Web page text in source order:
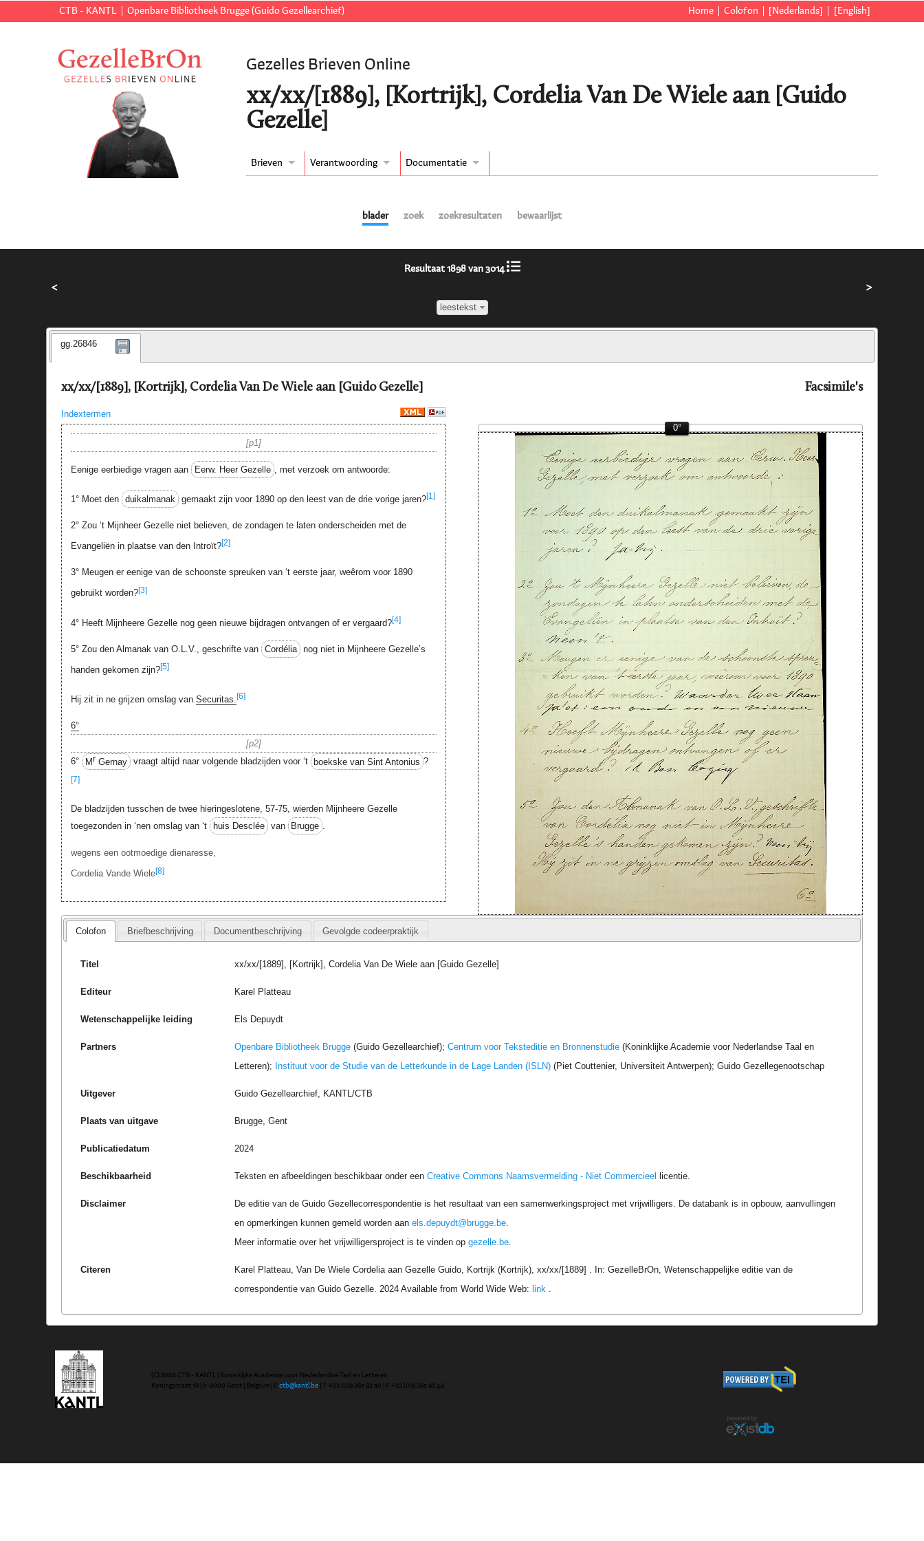
CTB - KANTL Openbare Bibliotheek Brugge (Guido Gezellearchief) Home Colofon [Nederlands] [English]
Gezelles Brieven Online
xx/xx/[1889], [Kortrijk], Cordelia Van De Wiele aan [Guido
Gezelle]
Brieven Verantwoording Documentatie
blader zoek zoekresultaten bewaarlijst
<
Resultaat 1898 van 3014
leestekst
>
gg.26846
xx/xx/[1889], [Kortrijk], Cordelia Van De Wiele aan [Guido Gezelle]
Indextermen
Facsimile's
p1
Eenige eerbiedige vragen aan Eerw. Heer Gezelle , met verzoek om antwoorde:
1° Moet den duikalmanak gemaakt zijn voor 1890 op den leest van de drie vorige jaren?[1]
2° Zou ‘t Mijnheer Gezelle niet believen, de zondagen te laten onderscheiden met de
Evangeliën in plaatse van den Introït?[2]
3° Meugen er eenige van de schoonste spreuken van ‘t eerste jaar, weêrom voor 1890
gebruikt worden?[3]
4° Heeft Mijnheere Gezelle nog geen nieuwe bijdragen ontvangen of er vergaard?[4]
5° Zou den Almanak van O.L.V., geschrifte van Cordélia nog niet in Mijnheere Gezelle’s
handen gekomen zijn?[5]
Hij zit in ne grijzen omslag van Securitas. [6]
6°
p2
6°
Mr Gernay vraagt altijd naar volgende bladzijden voor ‘t boekske van Sint Antonius ?
[7]
De bladzijden tusschen de twee hieringeslotene, 57-75, wierden Mijnheere Gezelle
toegezonden in ‘nen omslag van ‘t
huis Desclée van Brugge
wegens een ootmoedige dienaresse,
Cordelia Vande Wiele[8]
0°
Colofon Briefbeschrijving Documentbeschrijving Gevolgde codeerpraktijk
Titel xx/xx/[1889], [Kortrijk], Cordelia Van De Wiele aan [Guido Gezelle]
Editeur Karel Platteau
Wetenschappelijke leiding Els Depuydt
Partners Openbare Bibliotheek Brugge (Guido Gezellearchief);Centrum voor Teksteditie en Bronnenstudie (Koninklijke Academie voor Nederlandse Taal en
Letteren); Instituut voor de Studie van de Letterkunde in de Lage Landen (ISLN) (Piet Couttenier, Universiteit Antwerpen); Guido Gezellegenootschap
Uitgever Guido Gezellearchief, KANTL/CTB
Plaats van uitgave Brugge, Gent
Publicatiedatum 2024
Beschikbaarheid Teksten en afbeeldingen beschikbaar onder eenCreative Commons Naamsvermelding - Niet Commercieel licentie.
Disclaimer
De editie van de Guido Gezellecorrespondentie is het resultaat van een samenwerkingsproject met vrijwilligers. De databank is in opbouw, aanvullingen
en opmerkingen kunnen gemeld worden aanels.depuydt@brugge.be.
Meer informatie over het vrijwilligersproject is te vinden opgezelle.be.
Citeren
Karel Platteau, Van De Wiele Cordelia aan Gezelle Guido, Kortrijk (Kortrijk), xx/xx/[1889] . In: GezelleBrOn, Wetenschappelijke editie van de
correspondentie van Guido Gezelle. 2024 Available from World Wide Web: link .
(C) 2020 CTB - KANTL | Koninklijke Academie voor Nederlandse Taal en Letteren
Koningstraat 18 | b-9000 Gent | Belgium | Ectb@kantl.be | T +32 (0)9 265 93 50 | F +32 (0)9 265 93 49